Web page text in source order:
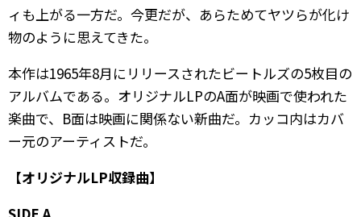
ィも上がる一方だ。今更だが、あらためてヤツらが化け
物のように思えてきた。
本作は1965年8月にリリースされたビートルズの5枚目の
アルバムである。オリジナルLPのA面が映画で使われた
楽曲で、B面は映画に関係ない新曲だ。カッコ内はカバ
ー元のアーティストだ。
【オリジナルLP収録曲】